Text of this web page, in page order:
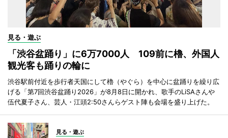
見る・遊ぶ
「渋谷盆踊り」に6万7000人 109前に櫓、外国人
観光客も踊りの輪に
渋谷駅前付近を歩行者天国にして櫓（やぐら）を中心に盆踊りを繰り広
げる「第7回渋谷盆踊り2026」が8月8日に開かれ、歌手のLiSAさんや
伍代夏子さん、芸人・江頭2:50さんらゲスト陣も会場を盛り上げた。
見る・遊ぶ